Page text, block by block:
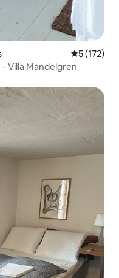
Μέση
5 (172)
- Villa Mandelgren